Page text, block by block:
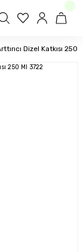
Dizel Katkısı 250